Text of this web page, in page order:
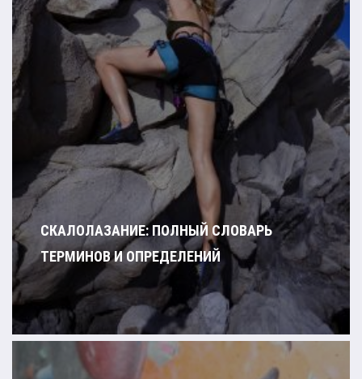
СКАЛОЛАЗАНИЕ: ПОЛНЫЙ СЛОВАРЬ
ТЕРМИНОВ И ОПРЕДЕЛЕНИЙ